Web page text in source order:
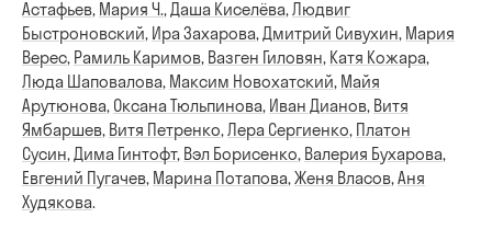
Астафьев, Мария Ч., Даша Киселёва, Людвиг
Быстроновский, Ира Захарова, Дмитрий Сивухин, Мария
Верес, Рамиль Каримов, Вазген Гиловян, Катя Кожара,
Люда Шаповалова, Максим Новохатский, Майя
Арутюнова, Оксана Тюльпинова, Иван Дианов, Витя
Ямбаршев, Витя Петренко, Лера Сергиенко, Платон
Сусин, Дима Гинтофт, Вэл Борисенко, Валерия Бухарова,
Евгений Пугачев, Марина Потапова, Женя Власов, Аня
Худякова.